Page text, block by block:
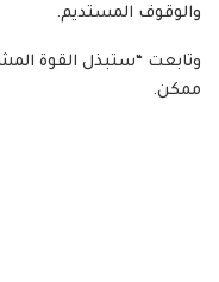
والوقوف المستديم.
وتابعت “ستبذل القوة
ممكن.